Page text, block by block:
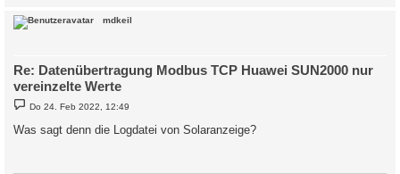
mdkeil
Re: Datenübertragung Modbus TCP Huawei SUN2000 nur
vereinzelte Werte
B
t
Do 24. Feb 2022, 12:49
Was sagt denn die Logdatei von Solaranzeige?